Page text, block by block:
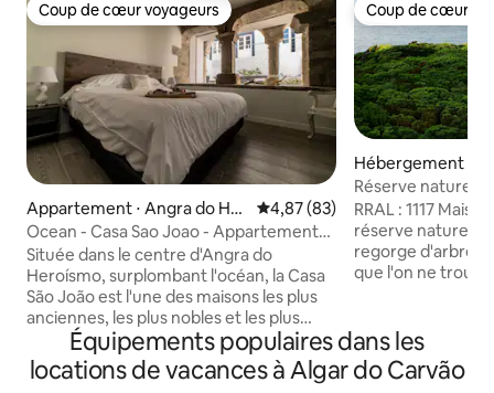
Coup de cœur voyageurs
Coup de cœur voyageurs
Appartement ⋅ Angra do Her
oísmo
Évaluation moyenne sur la
4,87 (83)
Ocean - Casa Sao Joao - Appartements
touristiques 4 étoiles
Située dans le centre d'Angra do
Heroísmo, surplombant l'océan, la Casa
São João est l'une des maisons les plus
anciennes, les plus nobles et les plus
emblématiques de la ville. Récemment
restauré, ce joyau architectural du milieu
du XIXe siècle, accentué par des pierres,
Coup de cœur
Coup de cœur
Hébergement ⋅
Réserve
sur l'océan
RRAL : 1117
réserve naturelle
regorge d'arbres
que l'on ne
juste avant le
coucher du soleil
mars et octobre.
Équipements populaires dans les
locations de vacances à Algar do Carvão